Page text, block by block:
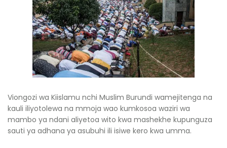
Viongozi wa Kiislamu nchi Muslim Burundi wamejitenga na
kauli iliyotolewa na mmoja wao kumkosoa waziri wa
mambo ya ndani aliyetoa wito kwa mashekhe kupunguza
sauti ya adhana ya asubuhi ili isiwe kero kwa umma.